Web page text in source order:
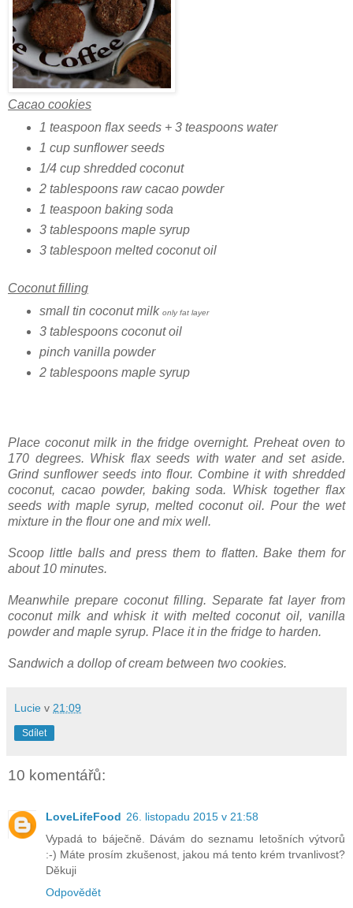
Cacao cookies
1 teaspoon flax seeds + 3 teaspoons water
1 cup sunflower seeds
1/4 cup shredded coconut
2 tablespoons raw cacao powder
1 teaspoon baking soda
3 tablespoons maple syrup
3 tablespoon melted coconut oil
Coconut filling
small tin coconut milk only fat layer
3 tablespoons coconut oil
pinch vanilla powder
2 tablespoons maple syrup
Place coconut milk in the fridge overnight. Preheat oven to
170 degrees. Whisk flax seeds with water and set aside.
Grind sunflower seeds into flour. Combine it with shredded
coconut, cacao powder, baking soda. Whisk together flax
seeds with maple syrup, melted coconut oil. Pour the wet
mixture in the flour one and mix well.
Scoop little balls and press them to flatten. Bake them for
about 10 minutes.
Meanwhile prepare coconut filling. Separate fat layer from
coconut milk and whisk it with melted coconut oil, vanilla
powder and maple syrup. Place it in the fridge to harden.
Sandwich a dollop of cream between two cookies.
Lucie v 21:09
Sdílet
10 komentářů:
LoveLifeFood 26. listopadu 2015 v 21:58
Vypadá to báječně. Dávám do seznamu letošních výtvorů
:-) Máte prosím zkušenost, jakou má tento krém trvanlivost?
Děkuji
Odpovědět